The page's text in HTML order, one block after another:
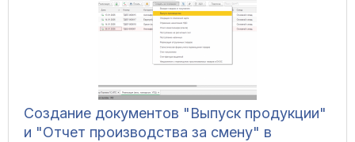
Создание документов "Выпуск продукции"
и "Отчет производства за смену" в